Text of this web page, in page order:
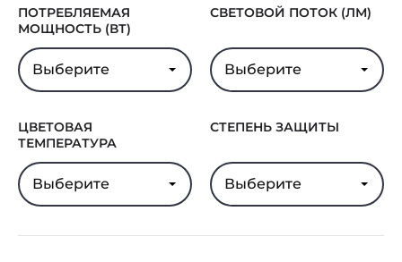
ПОТРЕБЛЯЕМАЯ
МОЩНОСТЬ (ВТ)
Выберите
СВЕТОВОЙ ПОТОК (ЛМ)
Выберите
ЦВЕТОВАЯ
ТЕМПЕРАТУРА
Выберите
СТЕПЕНЬ ЗАЩИТЫ
Выберите